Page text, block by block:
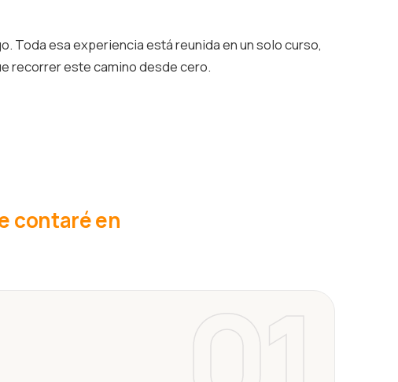
Toda esa experiencia está reunida en un solo curso,
recorrer este camino desde cero.
contaré en